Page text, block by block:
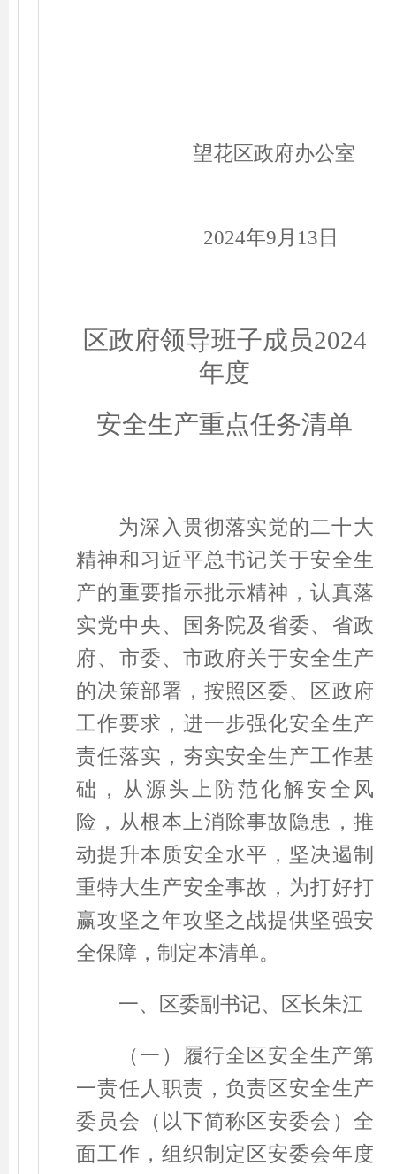
望花区政府办公室
2024年9 月 13 日
区政府领导班子成员2024
年度
安全生产重点任务清单
为深入贯彻落实党的二十大
精神和习近平总书记关于安全生
产的重要指示批示精神，认真落
实党中央、国务院及省委、省政
府、市委、市政府关于安全生产
的决策部署，按照区委、区政府
工作要求，进一步强化安全生产
责任落实，夯实安全生产工作基
础，从源头上防范化解安全风
险，从根本上消除事故隐患，推
动提升本质安全水平，坚决遏制
重特大生产安全事故，为打好打
赢攻坚之年攻坚之战提供坚强安
全保障，制定本清单。
一、区委副书记、区长朱江
（一）履行全区安全生产第
一责任人职责，负责区安全生产
委员会（以下简称区安委会）全
面工作，组织制定区安委会年度